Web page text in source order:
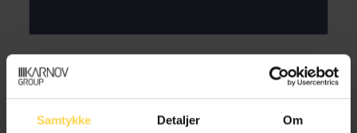
Samtykke Detaljer Om
Kenneth Adale Baklund